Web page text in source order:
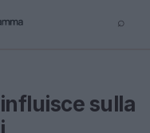
⌕
sulla